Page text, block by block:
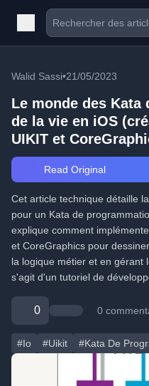
Walid Sassi•21/05/2023
Le monde des
de la vie en iOS
UIKIT et
Read Original
Cet article technique détaille
pour un Kata de
explique comment
et CoreGraphics pour
la logique métier et en gérant
s'agit d'un tutoriel de
0 0
#Io #Uikit #Kata De